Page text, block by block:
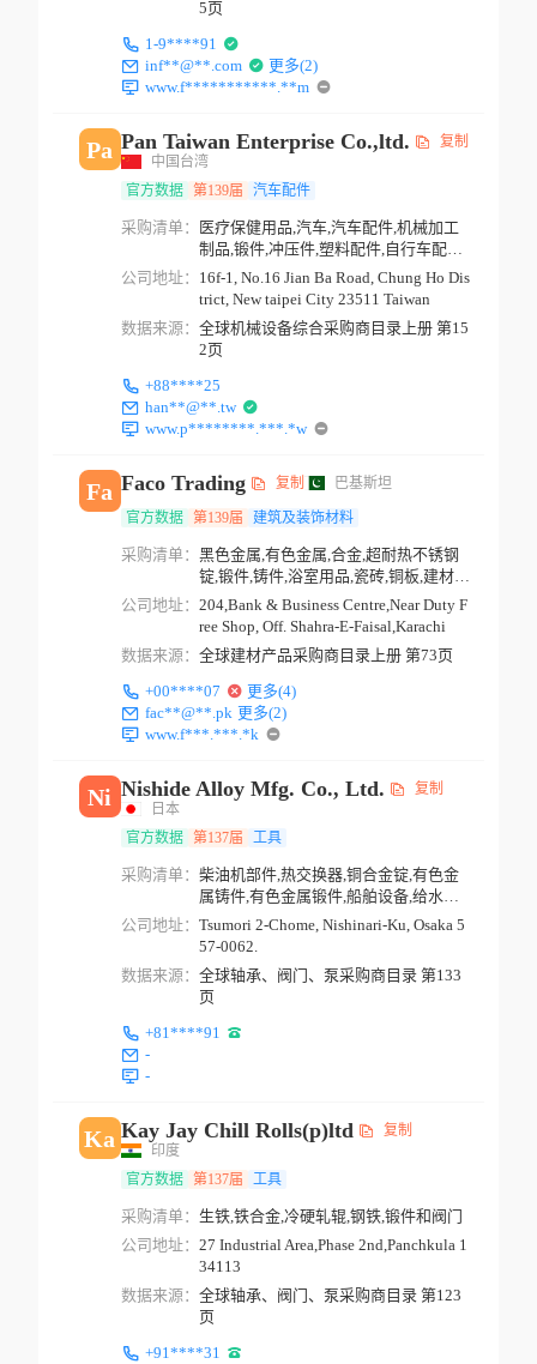
5页
1-9****91
inf**@**.com
更多(2)
www.f***********.**m
Pa Pan Taiwan Enterprise Co.,ltd.
复制
中国台湾
官方数据 第139届 汽车配件
采购清单：
医疗保健用品,汽车,汽车配件,机械加工
制品,锻件,冲压件,塑料配件,自行车配件,
交通安全产...
公司地址： 16f-1, No.16 Jian Ba Road, Chung Ho Dis
trict, New taipei City 23511 Taiwan
数据来源： 全球机械设备综合采购商目录上册 第15
2页
+88****25
han**@**.tw
www.p********.***.*w
Fa Faco Trading 复制 巴基斯坦
官方数据 第139届 建筑及装饰材料
采购清单： 黑色金属,有色金属,合金,超耐热不锈钢
锭,锻件,铸件,浴室用品,瓷砖,铜板,建材,
金属制品
公司地址： 204,Bank & Business Centre,Near Duty F
ree Shop, Off. Shahra-E-Faisal,Karachi
数据来源： 全球建材产品采购商目录上册 第73页
+00****07
更多(4)
fac**@**.pk 更多(2)
www.f***.***.*k
Ni Nishide Alloy Mfg. Co., Ltd.
复制
日本
官方数据 第137届 工具
采购清单： 柴油机部件,热交换器,铜合金锭,有色金
属铸件,有色金属锻件,船舶设备,给水用
品,阀门,阀门...
公司地址： Tsumori 2-Chome, Nishinari-Ku, Osaka 5
57-0062.
数据来源： 全球轴承、阀门、泵采购商目录 第133
页
+81****91
-
-
Ka Kay Jay Chill Rolls(p)ltd
复制
印度
官方数据 第137届 工具
采购清单： 生铁,铁合金,冷硬轧辊,钢铁,锻件和阀门
公司地址： 27 Industrial Area,Phase 2nd,Panchkula 1
34113
数据来源： 全球轴承、阀门、泵采购商目录 第123
页
+91****31